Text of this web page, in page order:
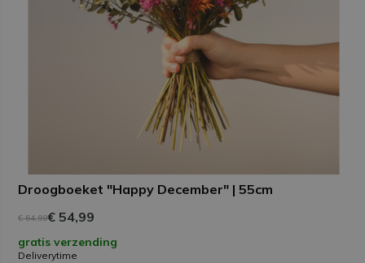
Droogboeket "Happy December" | 55cm
€ 64,99€ 54,99
gratis verzending
Deliverytime